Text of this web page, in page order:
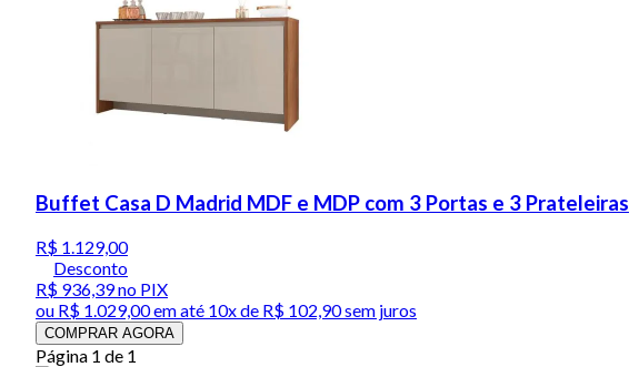
Buffet Casa D Madrid MDF e MDP com 3 Portas e 3 Prateleiras
R$ 1.129,00
Desconto
R$ 936,39no PIX
ou R$ 1.029,00em até 10x de R$ 102,90 sem juros
COMPRAR AGORA
Página 1 de 1